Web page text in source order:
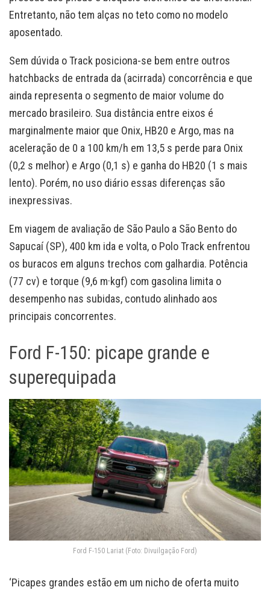
Entretanto, não tem alças no teto como no modelo
aposentado.
Sem dúvida o Track posiciona-se bem entre outros
hatchbacks de entrada da (acirrada) concorrência e que
ainda representa o segmento de maior volume do
mercado brasileiro. Sua distância entre eixos é
marginalmente maior que Onix, HB20 e Argo, mas na
aceleração de 0 a 100 km/h em 13,5 s perde para Onix
(0,2 s melhor) e Argo (0,1 s) e ganha do HB20 (1 s mais
lento). Porém, no uso diário essas diferenças são
inexpressivas.
Em viagem de avaliação de São Paulo a São Bento do
Sapucaí (SP), 400 km ida e volta, o Polo Track enfrentou
os buracos em alguns trechos com galhardia. Potência
(77 cv) e torque (9,6 m·kgf) com gasolina limita o
desempenho nas subidas, contudo alinhado aos
principais concorrentes.
Ford F-150: picape grande e
superequipada
Ford F-150 Lariat (Foto: Divuilgação Ford)
‘Picapes grandes estão em um nicho de oferta muito